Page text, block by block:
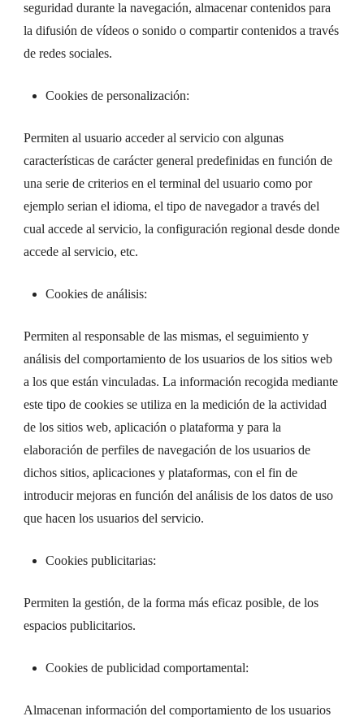
seguridad durante la navegación, almacenar contenidos para
la difusión de vídeos o sonido o compartir contenidos a través
de redes sociales.
Cookies de personalización:
Permiten al usuario acceder al servicio con algunas
características de carácter general predefinidas en función de
una serie de criterios en el terminal del usuario como por
ejemplo serian el idioma, el tipo de navegador a través del
cual accede al servicio, la configuración regional desde donde
accede al servicio, etc.
Cookies de análisis:
Permiten al responsable de las mismas, el seguimiento y
análisis del comportamiento de los usuarios de los sitios web
a los que están vinculadas. La información recogida mediante
este tipo de cookies se utiliza en la medición de la actividad
de los sitios web, aplicación o plataforma y para la
elaboración de perfiles de navegación de los usuarios de
dichos sitios, aplicaciones y plataformas, con el fin de
introducir mejoras en función del análisis de los datos de uso
que hacen los usuarios del servicio.
Cookies publicitarias:
Permiten la gestión, de la forma más eficaz posible, de los
espacios publicitarios.
Cookies de publicidad comportamental:
Almacenan información del comportamiento de los usuarios